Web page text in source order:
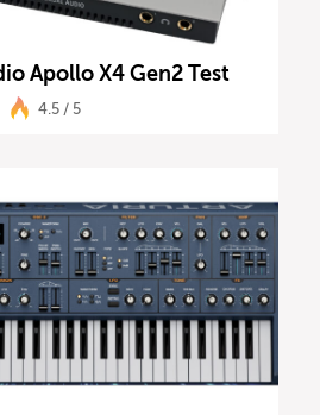
Apollo X4 Gen2 Test
4.5 / 5